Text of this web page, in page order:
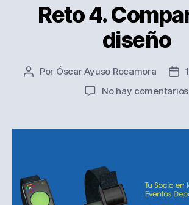
Reto 4.
diseño
Autor
Por Óscar Ayuso Rocamora
de
No hay comentarios